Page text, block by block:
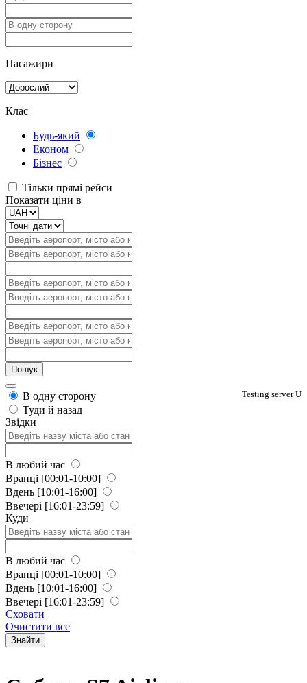
Пасажири
Клас
Будь-який
Економ
Бізнес
Тільки прямі рейси
Показати ціни в
Testing server U
В одну сторону
Туди й назад
Звідки
В любий час
Вранці [00:01-10:00]
Вдень [10:01-16:00]
Ввечері [16:01-23:59]
Куди
В любий час
Вранці [00:01-10:00]
Вдень [10:01-16:00]
Ввечері [16:01-23:59]
Сховати
Очистити все
Знайти